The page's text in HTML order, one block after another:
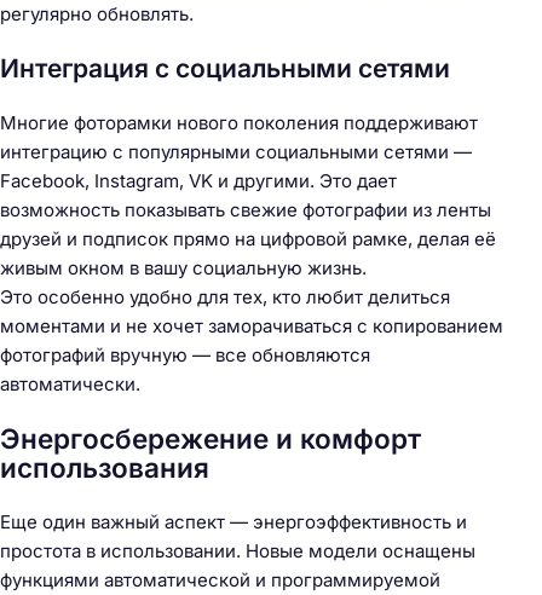
регулярно обновлять.
Интеграция с социальными сетями
Многие фоторамки нового поколения поддерживают
интеграцию с популярными социальными сетями —
Facebook, Instagram, VK и другими. Это дает
возможность показывать свежие фотографии из ленты
друзей и подписок прямо на цифровой рамке, делая её
живым окном в вашу социальную жизнь.
Это особенно удобно для тех, кто любит делиться
моментами и не хочет заморачиваться с копированием
фотографий вручную — все обновляются
автоматически.
Энергосбережение и комфорт
использования
Еще один важный аспект — энергоэффективность и
простота в использовании. Новые модели оснащены
функциями автоматической и программируемой